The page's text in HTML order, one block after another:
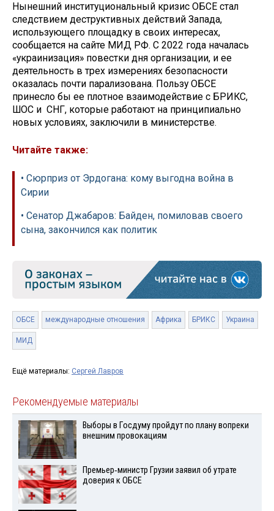
Нынешний институциональный кризис ОБСЕ стал
следствием деструктивных действий Запада,
использующего площадку в своих интересах,
сообщается на сайте МИД РФ. С 2022 года началась
«украинизация» повестки дня организации, и ее
деятельность в трех измерениях безопасности
оказалась почти парализована. Пользу ОБСЕ
принесло бы ее плотное взаимодействие с БРИКС,
ШОС и СНГ, которые работают на принципиально
новых условиях, заключили в министерстве.
Читайте также:
• Сюрприз от Эрдогана: кому выгодна война в
Сирии
• Сенатор Джабаров: Байден, помиловав своего
сына, закончился как политик
ОБСЕ международные отношения Африка БРИКС Украина
МИД
Ещё материалы: Сергей Лавров
Рекомендуемые материалы
Выборы в Госдуму пройдут по плану вопреки
внешним провокациям
Премьер‑министр Грузии заявил об утрате
доверия к ОБСЕ